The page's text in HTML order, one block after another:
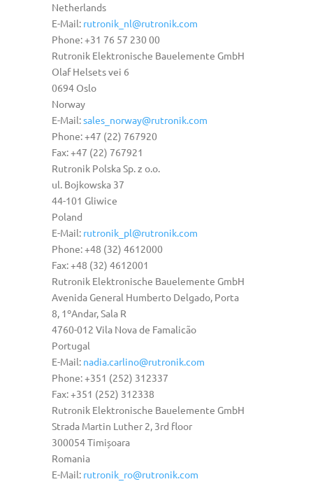
Netherlands
E-Mail: rutronik_nl@rutronik.com
Phone: +31 76 57 230 00
Rutronik Elektronische Bauelemente GmbH
Olaf Helsets vei 6
0694 Oslo
Norway
E-Mail:sales_norway@rutronik.com
Phone: +47 (22) 767920
Fax: +47 (22) 767921
Rutronik Polska Sp. z o.o.
ul. Bojkowska 37
44-101 Gliwice
Poland
E-Mail: rutronik_pl@rutronik.com
Phone: +48 (32) 4612000
Fax: +48 (32) 4612001
Rutronik Elektronische Bauelemente GmbH
Avenida General Humberto Delgado, Porta
8, 1ºAndar, Sala R
4760-012 Vila Nova de Famalicão
Portugal
E-Mail: nadia.carlino@rutronik.com
Phone: +351 (252) 312337
Fax: +351 (252) 312338
Rutronik Elektronische Bauelemente GmbH
Strada Martin Luther 2, 3rd floor
300054 Timișoara
Romania
E-Mail: rutronik_ro@rutronik.com